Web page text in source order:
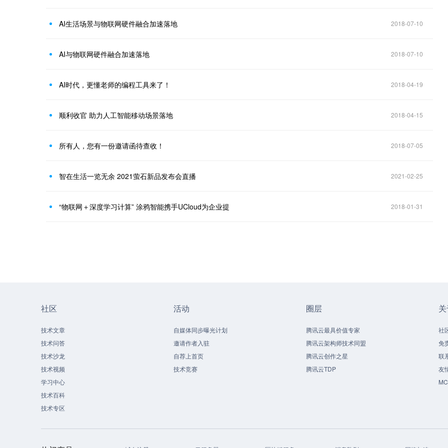
AI生活场景与物联网硬件融合加速落地 2018-07-10
AI与物联网硬件融合加速落地 2018-07-10
AI时代，更懂老师的编程工具来了！ 2018-04-19
顺利收官 助力人工智能移动场景落地 2018-04-15
所有人，您有一份邀请函待查收！ 2018-07-05
智在生活一览无余 2021萤石新品发布会直播 2021-02-25
“物联网＋深度学习计算” 涂鸦智能携手UCloud为企业提 2018-01-31
社区
技术文章
技术问答
技术沙龙
技术视频
学习中心
技术百科
技术专区
活动
自媒体同步曝光计划
邀请作者入驻
自荐上首页
技术竞赛
圈层
腾讯云最具价值专家
腾讯云架构师技术同盟
腾讯云创作之星
腾讯云TDP
社
免
联
友